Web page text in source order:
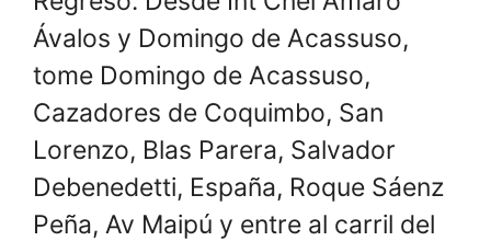
Ávalos y Domingo de Acassuso,
tome Domingo de Acassuso,
Cazadores de Coquimbo, San
Lorenzo, Blas Parera, Salvador
Debenedetti, España, Roque Sáenz
Peña, Av Maipú y entre al carril del